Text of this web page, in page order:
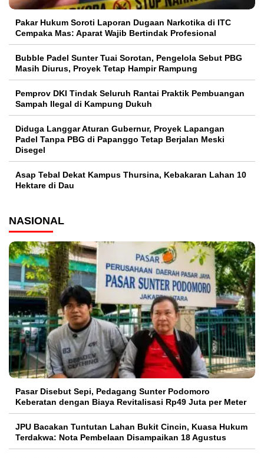
Pakar Hukum Soroti Laporan Dugaan Narkotika di ITC
Cempaka Mas: Aparat Wajib Bertindak Profesional
Bubble Padel Sunter Tuai Sorotan, Pengelola Sebut PBG
Masih Diurus, Proyek Tetap Hampir Rampung
Pemprov DKI Tindak Seluruh Rantai Praktik Pembuangan
Sampah Ilegal di Kampung Dukuh
Diduga Langgar Aturan Gubernur, Proyek Lapangan
Padel Tanpa PBG di Papanggo Tetap Berjalan Meski
Disegel
Asap Tebal Dekat Kampus Thursina, Kebakaran Lahan 10
Hektare di Dau
NASIONAL
Pasar Disebut Sepi, Pedagang Sunter Podomoro
Keberatan dengan Biaya Revitalisasi Rp49 Juta per Meter
JPU Bacakan Tuntutan Lahan Bukit Cincin, Kuasa Hukum
Terdakwa: Nota Pembelaan Disampaikan 18 Agustus